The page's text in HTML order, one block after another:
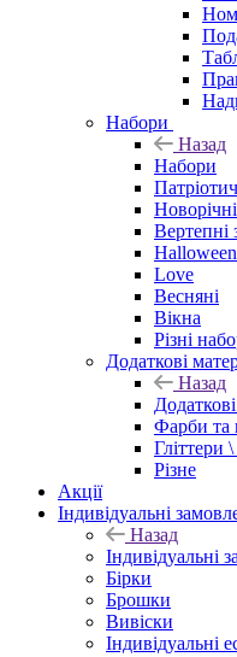
Набори
Назад
Набори
Новорічні
Вертепні
Halloween
Love
Весняні
Вікна
Різні
Додаткові
Назад
Фарби та
Гліттери
Різне
Акції
Індивідуальні
Назад
Індивідуальні
Бірки
Брошки
Вивіски
Індивідуальні